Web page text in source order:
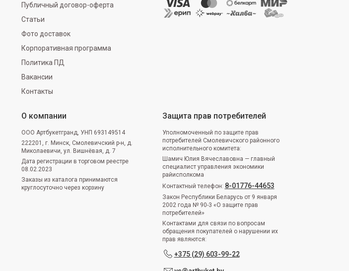
Публичный договор-оферта
Статьи
Фото доставок
Корпоративная программа
Политика ПД
Вакансии
Контакты
О компании
ООО Артбукетгранд, УНП 693149514
222201, г. Минск, Смолевичский р-н, д.
Миколаевичи, ул. Вишнёвая, д. 7
Дата регистрации в торговом реестре
08.02.2023
Заказы из каталога принимаются
круглосуточно через корзину
Защита прав потребителей
Уполномоченный по защите прав
потребителей Смолевичского районного
исполнительного комитета:
Шамич Юлия Вячеславовна — главный
специалист управления экономики
райисполкома
Контактный телефон: 8-01776-44653
Закон Республики Беларусь от 9 января
2002 года № 90-3 «О защите прав
потребителей»
Контактами для связи по вопросам
обращения покупателей о нарушении их
прав являются:
+375 (29) 603-99-22